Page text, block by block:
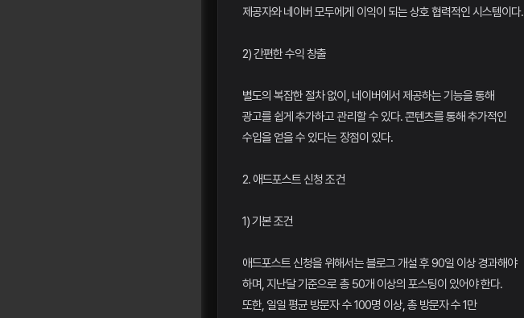
제공자와 네이버 모두에게 이익이 되는 상호 협력적인 시스템이다.
2) 간편한 수익 창출
별도의 복잡한 절차 없이, 네이버에서 제공하는 기능을 통해
광고를 쉽게 추가하고 관리할 수 있다. 콘텐츠를 통해 추가적인
수입을 얻을 수 있다는 장점이 있다.
2. 애드포스트 신청 조건
1) 기본 조건
애드포스트 신청을 위해서는 블로그 개설 후 90일 이상 경과해야
하며, 지난달 기준으로 총 50개 이상의 포스팅이 있어야 한다.
또한, 일일 평균 방문자 수 100명 이상, 총 방문자 수 1만